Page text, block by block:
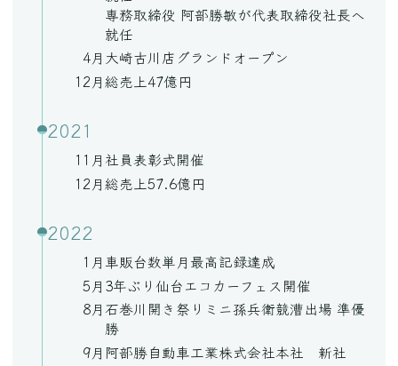
専務取締役 阿部勝敏が代表取締役社長へ
就任
4月 大崎古川店グランドオープン
12月総売上47億円
2021
11月 社員表彰式開催
12月総売上57.6億円
2022
1月 車販台数単月最高記録達成
5月 3年ぶり仙台エコカーフェス開催
8月 石巻川開き祭りミニ孫兵衛競漕出場 準優
勝
9月 阿部勝自動車工業株式会社本社 新社